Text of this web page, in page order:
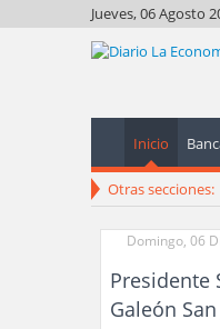
Jueves, 06 Agosto
Inicio
Otras secciones:
Domingo, 06
Presidente
Galeón San